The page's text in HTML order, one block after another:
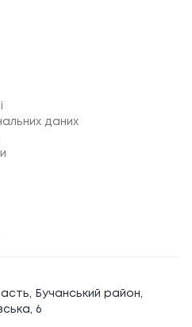
даних
Бучанський район,
6